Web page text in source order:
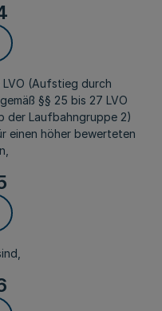
LVO (Aufstieg durch
§§ 25 bis 27 LVO
der Laufbahngruppe 2)
einen höher bewerteten